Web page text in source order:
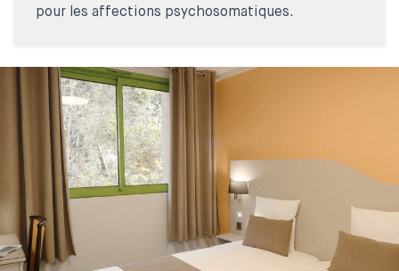
pour les affections psychosomatiques.